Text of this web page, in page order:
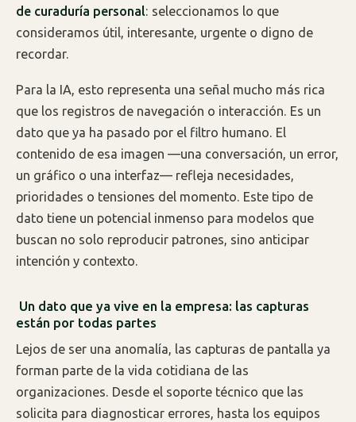
de curaduría personal: seleccionamos lo que
consideramos útil, interesante, urgente o digno de
recordar.
Para la IA, esto representa una señal mucho más rica
que los registros de navegación o interacción. Es un
dato que ya ha pasado por el filtro humano. El
contenido de esa imagen —una conversación, un error,
un gráfico o una interfaz— refleja necesidades,
prioridades o tensiones del momento. Este tipo de
dato tiene un potencial inmenso para modelos que
buscan no solo reproducir patrones, sino anticipar
intención y contexto.
Un dato que ya vive en la empresa: las capturas
están por todas partes
Lejos de ser una anomalía, las capturas de pantalla ya
forman parte de la vida cotidiana de las
organizaciones. Desde el soporte técnico que las
solicita para diagnosticar errores, hasta los equipos